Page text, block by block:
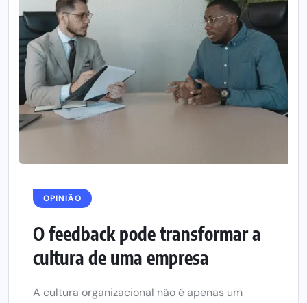
OPINIÃO
O feedback pode transformar a
cultura de uma empresa
A cultura organizacional não é apenas um